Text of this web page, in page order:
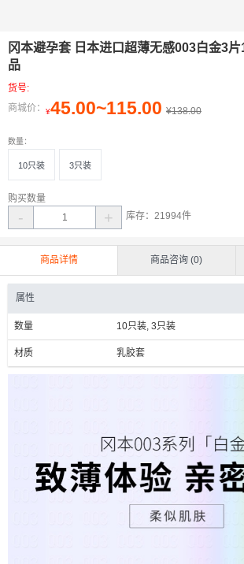
冈本避孕套 日本进口超薄无感003白金3
品
货号:
商城价：
¥45.00~115.00 ¥138.00
数量：
10只装 3只装
购买数量
- + 库存： 21994件
商品详情 商品咨询 (0)
属性
数量 10只装, 3只装
材质 乳胶套